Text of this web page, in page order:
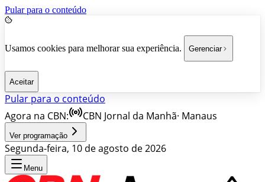
Pular para o conteúdo
Usamos cookies para melhorar sua experiência. Gerenciar
Aceitar
Pular para o conteúdo
Agora na CBN:
CBN Jornal da Manhã· Manaus
Ver programação
Segunda-feira, 10 de agosto de 2026
Menu